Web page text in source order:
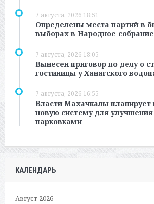
7 августа, 2026 18:51
Определены места партий в
выборах в Народное собрание
7 августа, 2026 18:05
Вынесен приговор по делу о
гостиницы у Ханагского
7 августа, 2026 16:55
Власти Махачкалы планирует
новую систему для улучшения
парковками
КАЛЕНДАРЬ
Август 2026